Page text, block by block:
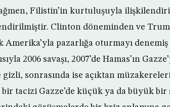
Filistin’in kurtuluşuyla
Clinton döneminden ve
pazarlığa oturmayı denemiş
2006 savaşı, 2007’de Hamas’ın
sonrasında ise açıktan
bir tacizi Gazze’de küçük ya da büyük